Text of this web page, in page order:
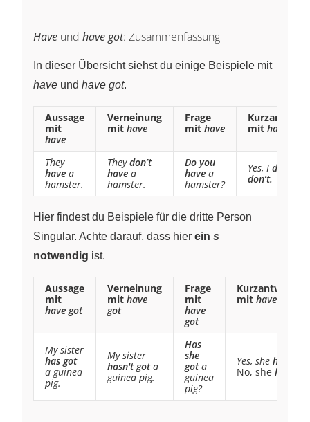
Have und have got: Zusammenfassung
In dieser Übersicht siehst du einige Beispiele mit
have und have got.
Aussage
mit
have
Verneinung
mit have
Frage
mit have
mit have
They
have a
hamster.
Theydon’t
have a
hamster.
Do you
have a
hamster?
Yes, I do.
don’t.
Hier findest du Beispiele für die dritte Person
Singular. Achte darauf, dass hier ein s
notwendig ist.
Aussage
mit
have got
Verneinung
mit have
got
Frage
mit
have
got
Kurzantworten
mit have got
My sister
has got
a guinea
pig.
My sister
hasn't gota
guinea pig.
Has
she
gota
guinea
pig?
Yes, she has
No, she hasn’t